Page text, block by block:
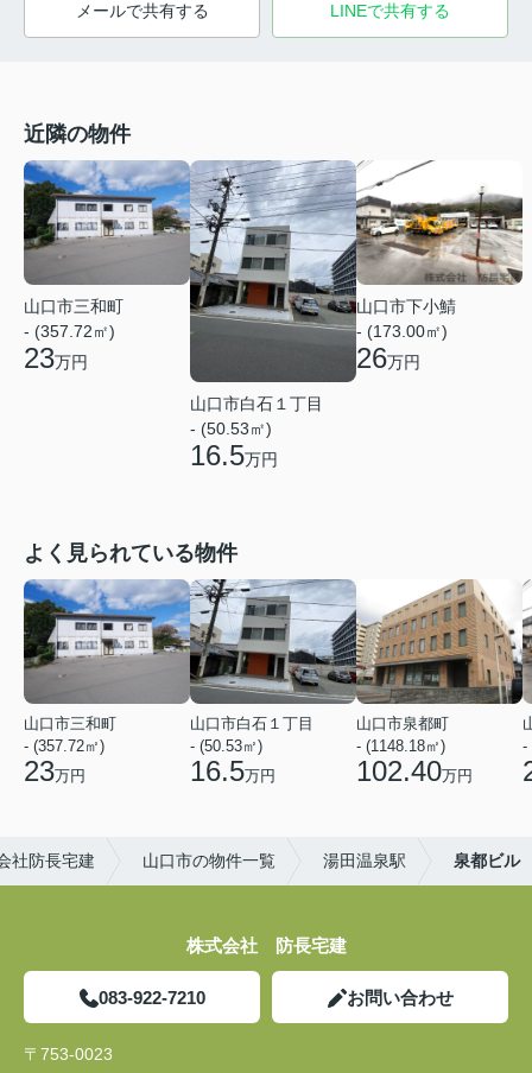
メールで共有する LINEで共有する
近隣の物件
山口市三和町
- (357.72㎡)
23万円
山口市白石１丁目
- (50.53㎡)
16.5万円
山口市下小鯖
- (173.00㎡)
26万円
よく見られている物件
山口市三和町
- (357.72㎡)
23万円
山口市白石１丁目
- (50.53㎡)
16.5万円
山口市泉都町
- (1148.18㎡)
102.40万円
-
社防長宅建 山口市の物件一覧 湯田温泉駅 泉都ビル
株式会社 防長宅建
083-922-7210 お問い合わせ
〒753-0023